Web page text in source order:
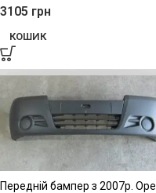
3105 грн
КОШИК
Передній бампер з 2007р. Opel